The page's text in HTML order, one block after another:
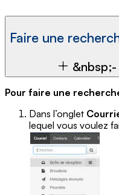
Faire une
Pour faire une
Dans l’onglet
lequel vous voulez